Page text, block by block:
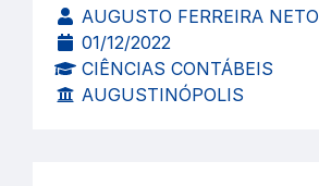
AUGUSTO FERREIRA NETO
01/12/2022
CIÊNCIAS CONTÁBEIS
AUGUSTINÓPOLIS